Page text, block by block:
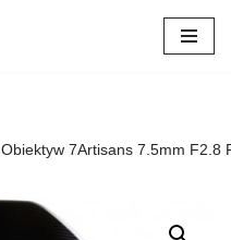
Obiektyw 7Artisans 7.5mm F2.8